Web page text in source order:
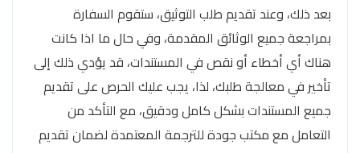
بعد ذلك، وعند تقديم طلب التوثيق، ستقوم السفارة
بمراجعة جميع الوثائق المقدمة، وفي حال ما اذا كانت
هناك أي أخطاء أو نقص في المستندات، قد يؤدي ذلك إلى
تأخير في معالجة طلبك، لذا، يجب عليك الحرص على تقديم
جميع المستندات بشكل كامل ودقيق، مع التأكد من
التعامل مع مكتب جودة للترجمة المعتمدة لضمان تقديم